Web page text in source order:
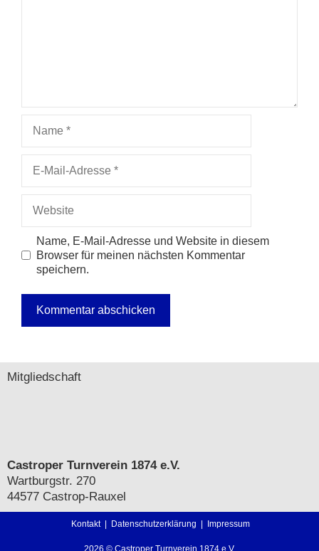
Mail-
Adresse
Name, E-Mail-Adresse und Website in diesem
Browser für meinen nächsten Kommentar
speichern.
e
v
e
:
Mitgliedschaft
Castroper Turnverein 1874 e.V.
Wartburgstr. 270
44577 Castrop-Rauxel
Kontakt| Datenschutzerklärung | Impressum
2026 © Castroper Turnverein 1874 e.V.